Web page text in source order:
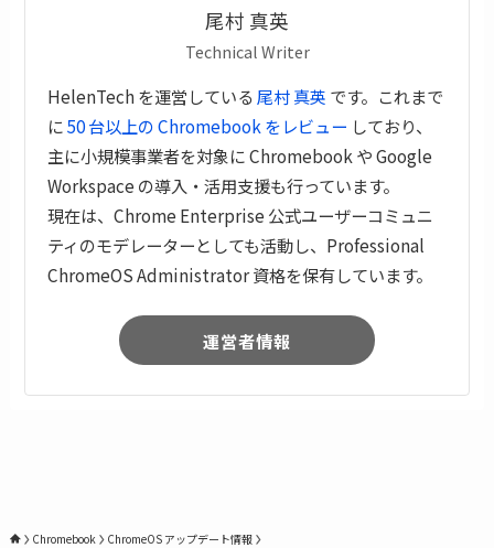
尾村 真英
Technical Writer
HelenTech を運営している 尾村 真英 です。これまで
に50 台以上の Chromebook をレビュー しており、
主に小規模事業者を対象に Chromebook や Google
Workspace の導入・活用支援も行っています。
現在は、Chrome Enterprise 公式ユーザーコミュニ
ティのモデレーターとしても活動し、Professional
ChromeOS Administrator 資格を保有しています。
運営者情報
Chromebook ChromeOS アップデート情報